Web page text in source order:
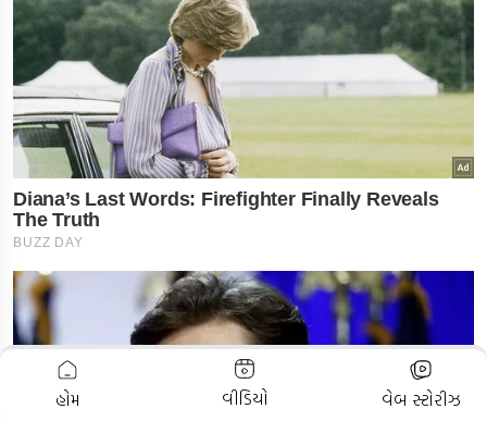
ADVERTISEMENT
હોમ વીડિયો વેબ સ્ટોરીઝ